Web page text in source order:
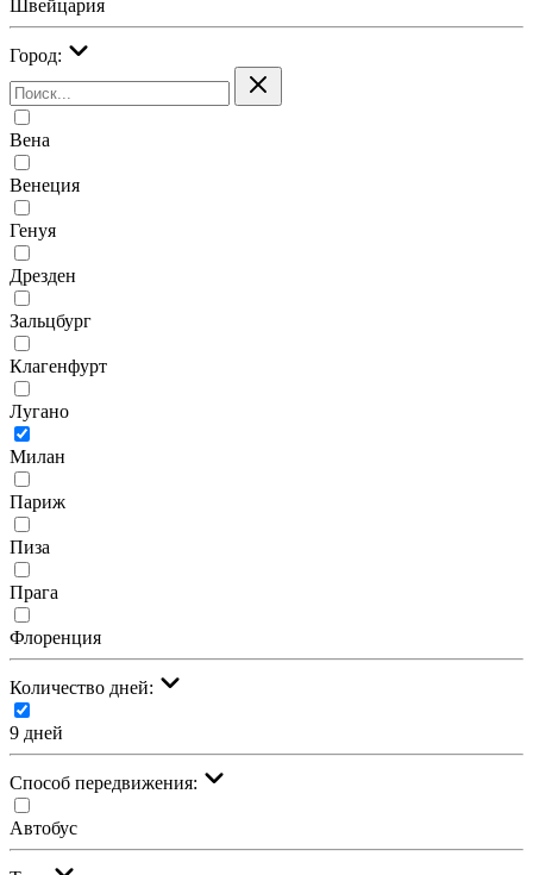
Швейцария
Город:
Вена
Венеция
Генуя
Дрезден
Зальцбург
Клагенфурт
Лугано
Милан
Париж
Пиза
Прага
Флоренция
Количество дней:
9 дней
Cпособ передвижения:
Автобус